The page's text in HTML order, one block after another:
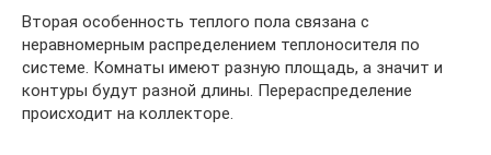
Вторая особенность теплого пола связана с
неравномерным распределением теплоносителя по
системе. Комнаты имеют разную площадь, а значит и
контуры будут разной длины. Перераспределение
происходит на коллекторе.